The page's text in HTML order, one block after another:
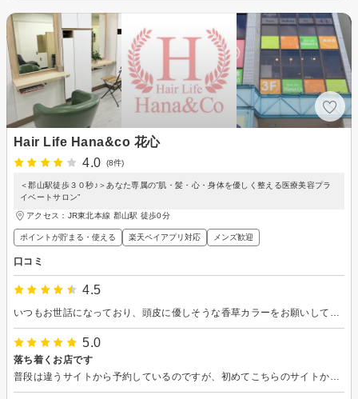
Hair Life Hana&co 花心
4.0
(8件)
＜郡山駅徒歩３０秒♪＞あなた専属の”肌・髪・心・身体を優しく整える医療美容プラ
イベートサロン”
アクセス：JR東北本線 郡山駅 徒歩0分
ポイントが貯まる・使える 楽天ペイアプリ対応 メンズ歓迎
口コミ
4.5
5.0
落ち着くお店です